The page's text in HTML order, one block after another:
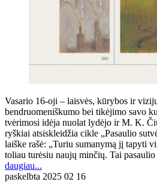
Vasario 16-oji – laisvės, kūrybos ir
bendruomeniškumo bei tikėjimo savo
tvėrimosi idėja nuolat lydėjo ir M. K.
ryškiai atsiskleidžia cikle „Pasaulio
laiške rašė: „Turiu sumanymą jį tapyti
toliau turėsiu naujų minčių. Tai
daugiau...
paskelbta 2025 02 16